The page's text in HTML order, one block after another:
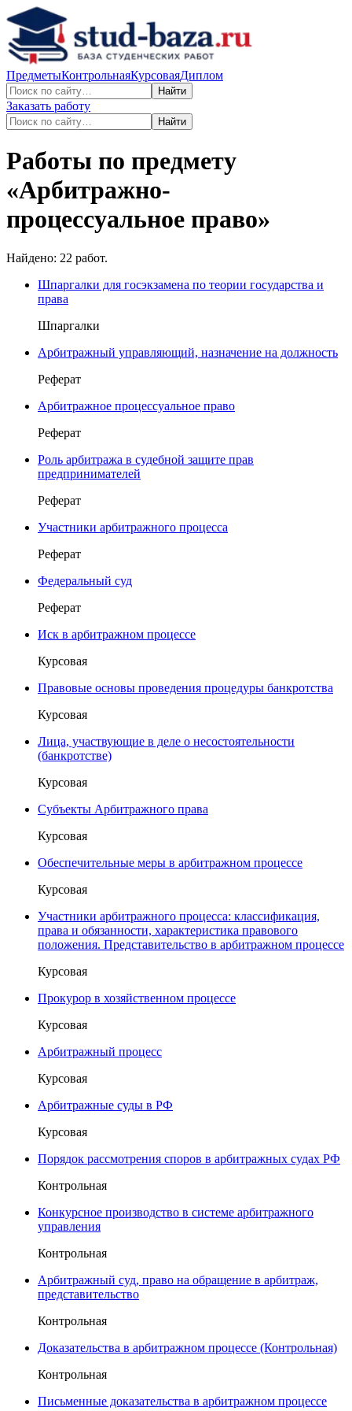
ПредметыКонтрольнаяКурсоваяДиплом
Найти
Заказать работу
Найти
Работы по предмету
«Арбитражно-
процессуальное право»
Найдено: 22 работ.
Шпаргалки для госэкзамена по теории государства и
права
Шпаргалки
Арбитражный управляющий, назначение на должность
Реферат
Арбитражное процессуальное право
Реферат
Роль арбитража в судебной защите прав
предпринимателей
Реферат
Участники арбитражного процесса
Реферат
Федеральный суд
Реферат
Иск в арбитражном процессе
Курсовая
Правовые основы проведения процедуры банкротства
Курсовая
Лица, участвующие в деле о несостоятельности
(банкротстве)
Курсовая
Субъекты Арбитражного права
Курсовая
Обеспечительные меры в арбитражном процессе
Курсовая
Участники арбитражного процесса: классификация,
права и обязанности, характеристика правового
положения. Представительство в арбитражном процессе
Курсовая
Прокурор в хозяйственном процессе
Курсовая
Арбитражный процесс
Курсовая
Арбитражные суды в РФ
Курсовая
Порядок рассмотрения споров в арбитражных судах РФ
Контрольная
Конкурсное производство в системе арбитражного
управления
Контрольная
Арбитражный суд, право на обращение в арбитраж,
представительство
Контрольная
Доказательства в арбитражном процессе (Контрольная)
Контрольная
Письменные доказательства в арбитражном процессе